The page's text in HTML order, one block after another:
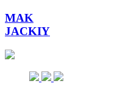
MAK
JACKIY